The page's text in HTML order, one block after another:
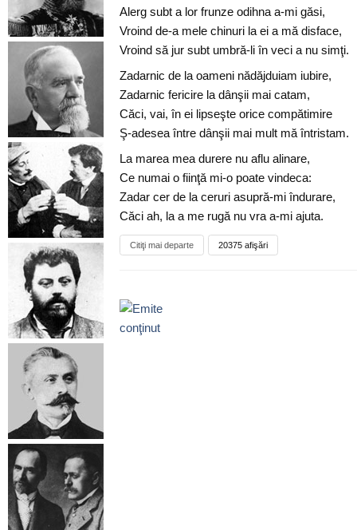
Alerg subt a lor frunze odihna a-mi găsi,
Vroind de-a mele chinuri la ei a mă disface,
Vroind să jur subt umbră-li în veci a nu simţi.
Zadarnic de la oameni nădăjduiam iubire,
Zadarnic fericire la dânşii mai catam,
Căci, vai, în ei lipseşte orice compătimire
Ş-adesea între dânşii mai mult mă întristam.
La marea mea durere nu aflu alinare,
Ce numai o fiinţă mi-o poate vindeca:
Zadar cer de la ceruri asupră-mi îndurare,
Căci ah, la a me rugă nu vra a-mi ajuta.
Citiţi mai departe 20375 afişări